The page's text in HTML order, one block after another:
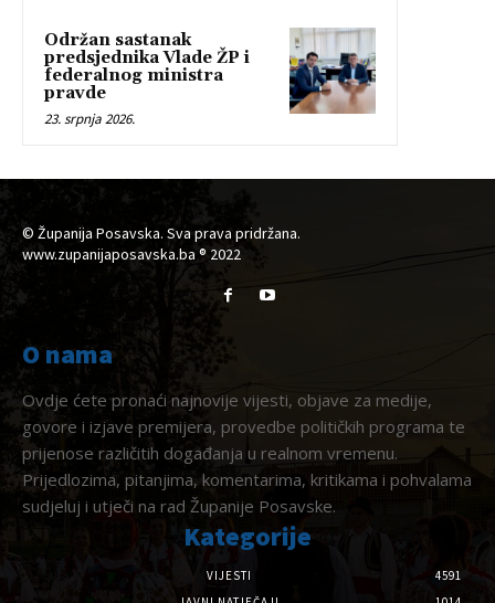
Održan sastanak
predsjednika Vlade ŽP i
federalnog ministra
pravde
23. srpnja 2026.
© Županija Posavska. Sva prava pridržana.
www.zupanijaposavska.ba ® 2022
O nama
Ovdje ćete pronaći najnovije vijesti, objave za medije,
govore i izjave premijera, provedbe političkih programa te
prijenose različitih događanja u realnom vremenu.
Prijedlozima, pitanjima, komentarima, kritikama i pohvalama
sudjeluj i utječi na rad Županije Posavske.
Kategorije
VIJESTI
4591